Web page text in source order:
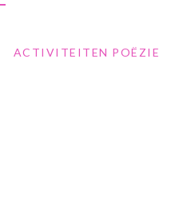
ACTIVITEITEN POËZIE